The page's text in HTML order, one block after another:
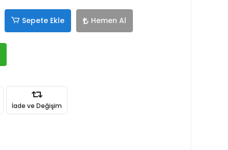
Sepete Ekle Hemen Al
İade ve Değişim